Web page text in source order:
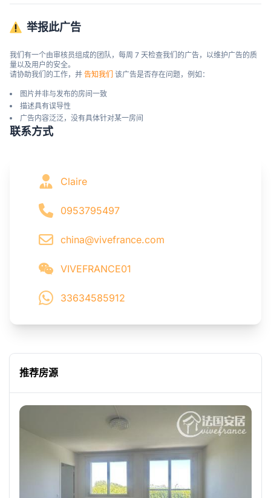
举报此广告
我们有一个由审核员组成的团队，每周 7 天检查我们的广告，以维护广告的质
量以及用户的安全。
请协助我们的工作，并 告知我们 该广告是否存在问题，例如：
图片并非与发布的房间一致
描述具有误导性
广告内容泛泛，没有具体针对某一房间
联系方式
Claire
0953795497
china@vivefrance.com
VIVEFRANCE01
33634585912
推荐房源